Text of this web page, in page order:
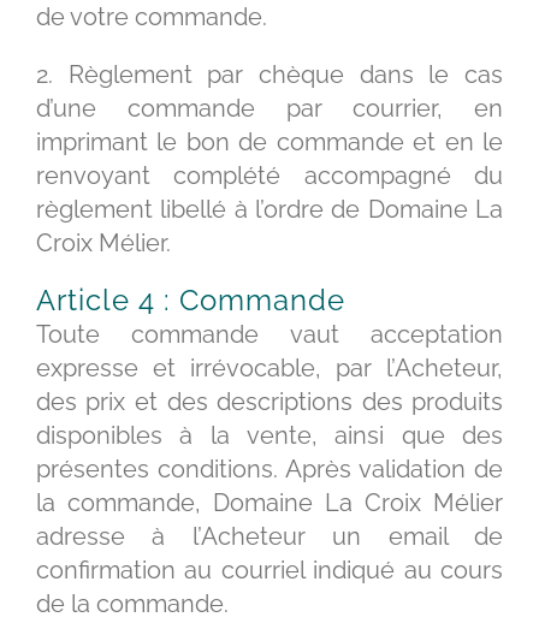
de votre commande.
2. Règlement par chèque dans le cas
d’une commande par courrier, en
imprimant le bon de commande et en le
renvoyant complété accompagné du
règlement libellé à l’ordre de Domaine La
Croix Mélier.
Article 4 : Commande
Toute commande vaut acceptation
expresse et irrévocable, par l’Acheteur,
des prix et des descriptions des produits
disponibles à la vente, ainsi que des
présentes conditions. Après validation de
la commande, Domaine La Croix Mélier
adresse à l’Acheteur un email de
confirmation au courriel indiqué au cours
de la commande.